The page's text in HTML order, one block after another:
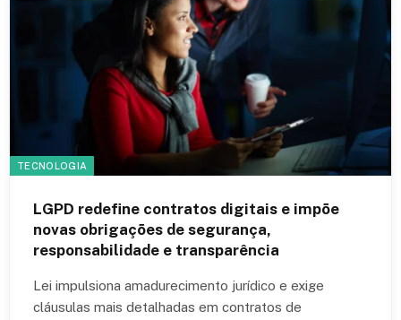
TECNOLOGIA
LGPD redefine contratos digitais e impõe
novas obrigações de segurança,
responsabilidade e transparência
Lei impulsiona amadurecimento jurídico e exige
cláusulas mais detalhadas em contratos de